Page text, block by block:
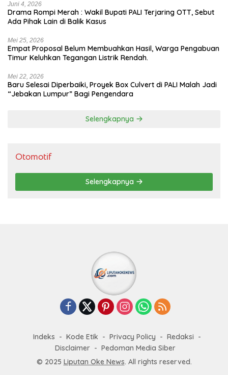
Juni 4, 2026
Drama Rompi Merah : Wakil Bupati PALI Terjaring OTT, Sebut
Ada Pihak Lain di Balik Kasus
Mei 25, 2026
Empat Proposal Belum Membuahkan Hasil, Warga Pengabuan
Timur Keluhkan Tegangan Listrik Rendah.
Mei 22, 2026
Baru Selesai Diperbaiki, Proyek Box Culvert di PALI Malah Jadi
“Jebakan Lumpur” Bagi Pengendara
Selengkapnya
Otomotif
Selengkapnya
Indeks Kode Etik Privacy Policy
Redaksi
Disclaimer
Pedoman Media Siber
© 2025 Liputan Oke News. All rights reserved.